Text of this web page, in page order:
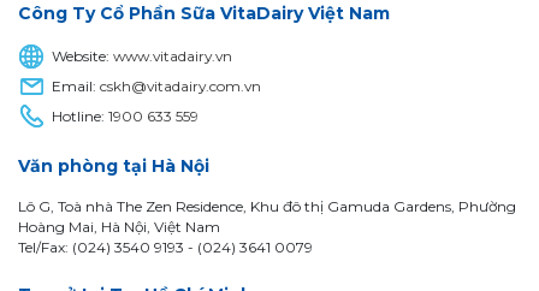
Công Ty Cổ Phần Sữa VitaDairy Việt Nam
Website:www.vitadairy.vn
Email:cskh@vitadairy.com.vn
Hotline:1900 633 559
Văn phòng tại Hà Nội
Lô G, Toà nhà The Zen Residence, Khu đô thị Gamuda Gardens, Phường
Hoàng Mai, Hà Nội, Việt Nam
Tel/Fax: (024) 3540 9193 - (024) 3641 0079